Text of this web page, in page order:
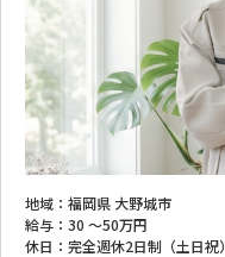
地域： 福岡県 大野城市
給与： 30 ～50万円
休日： 完全週休2日制（土日祝）